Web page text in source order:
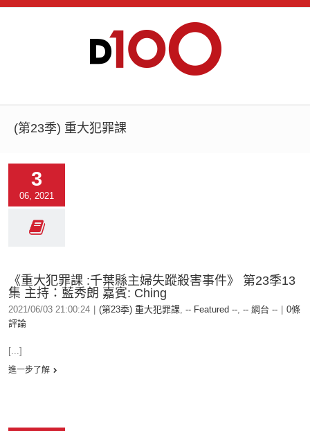
(第23季) 重大犯罪課
3
06, 2021
《重大犯罪課 :千葉縣主婦失蹤殺害事件》 第23季13
集 主持：藍秀朗 嘉賓: Ching
2021/06/03 21:00:24 (第23季) 重大犯罪課, -- Featured --, -- 網台 --
0條
評論
[...]
進一步了解